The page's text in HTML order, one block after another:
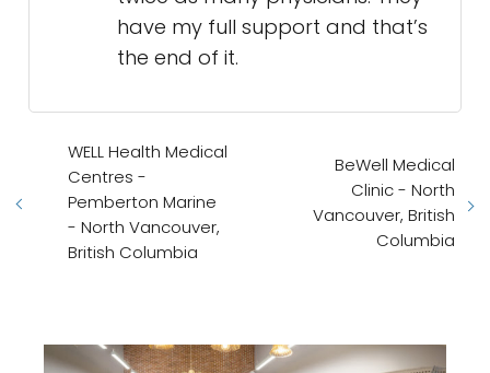
have my full support and that’s
the end of it.
WELL Health Medical
Centres -
Pemberton Marine
- North Vancouver,
British Columbia
BeWell Medical
Clinic - North
Vancouver, British
Columbia